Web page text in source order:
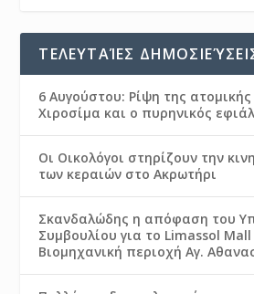
ΤΕΛΕΥΤΑΊΕΣ
6 Αυγούστου: Ρίψη της
Χιροσίμα και ο πυρηνικός
Οι Οικολόγοι στηρίζουν την
των κεραιών στο Ακρωτήρι
Σκανδαλώδης η απόφαση του
Συμβουλίου για το Limassol
Βιομηχανική περιοχή Αγ.